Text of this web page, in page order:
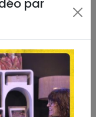
•
de soutien•
Leleu•#Un
par